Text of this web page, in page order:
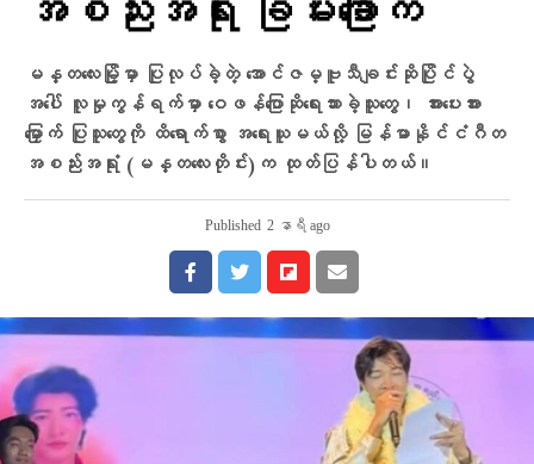
အစည်းအရုံး ခြိမ်းခြောက်
မန္တလေးမြို့မှာ ပြုလုပ်ခဲ့တဲ့ အောင်ဇမ္ဗူသီချင်းဆိုပြိုင်ပွဲ
အပေါ် လူမှုကွန်ရက်မှာ ဝေဖန်ပြောဆိုရေးသားခဲ့သူတွေ၊ အားပေးအား
မြှောက် ပြုသူတွေကို ထိရောက်စွာ အရေးယူမယ်လို့ မြန်မာနိုင်ငံဂီတ
အစည်းအရုံး (မန္တလေးတိုင်း)က ထုတ်ပြန်ပါတယ်။
Published 2 နာရီ ago